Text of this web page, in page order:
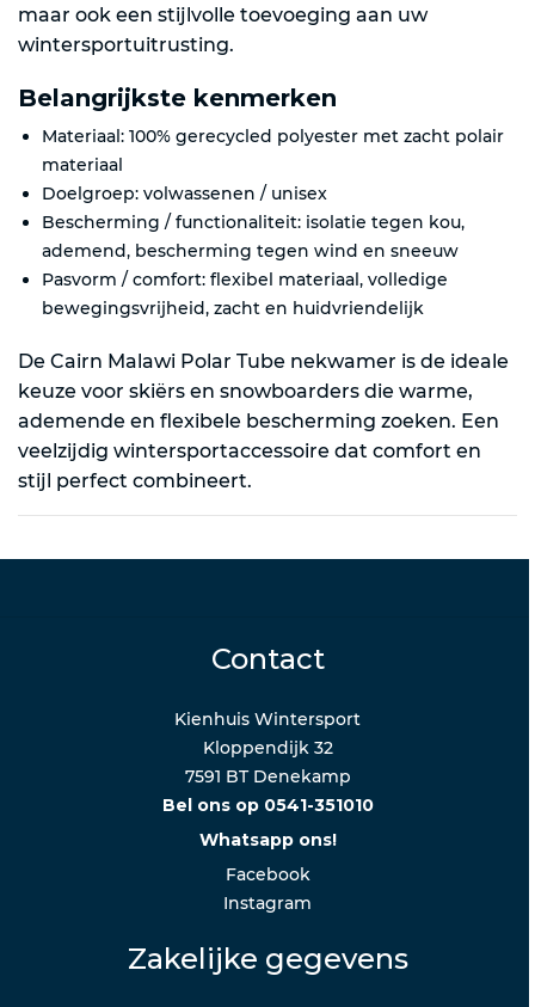
maar ook een stijlvolle toevoeging aan uw
wintersportuitrusting.
Belangrijkste kenmerken
Materiaal: 100% gerecycled polyester met zacht polair
materiaal
Doelgroep: volwassenen / unisex
Bescherming / functionaliteit: isolatie tegen kou,
ademend, bescherming tegen wind en sneeuw
Pasvorm / comfort: flexibel materiaal, volledige
bewegingsvrijheid, zacht en huidvriendelijk
De Cairn Malawi Polar Tube nekwamer is de ideale
keuze voor skiërs en snowboarders die warme,
ademende en flexibele bescherming zoeken. Een
veelzijdig wintersportaccessoire dat comfort en
stijl perfect combineert.
Contact
Kienhuis Wintersport
Kloppendijk 32
7591 BT Denekamp
Bel ons op 0541-351010
Whatsapp ons!
Facebook
Instagram
Zakelijke gegevens